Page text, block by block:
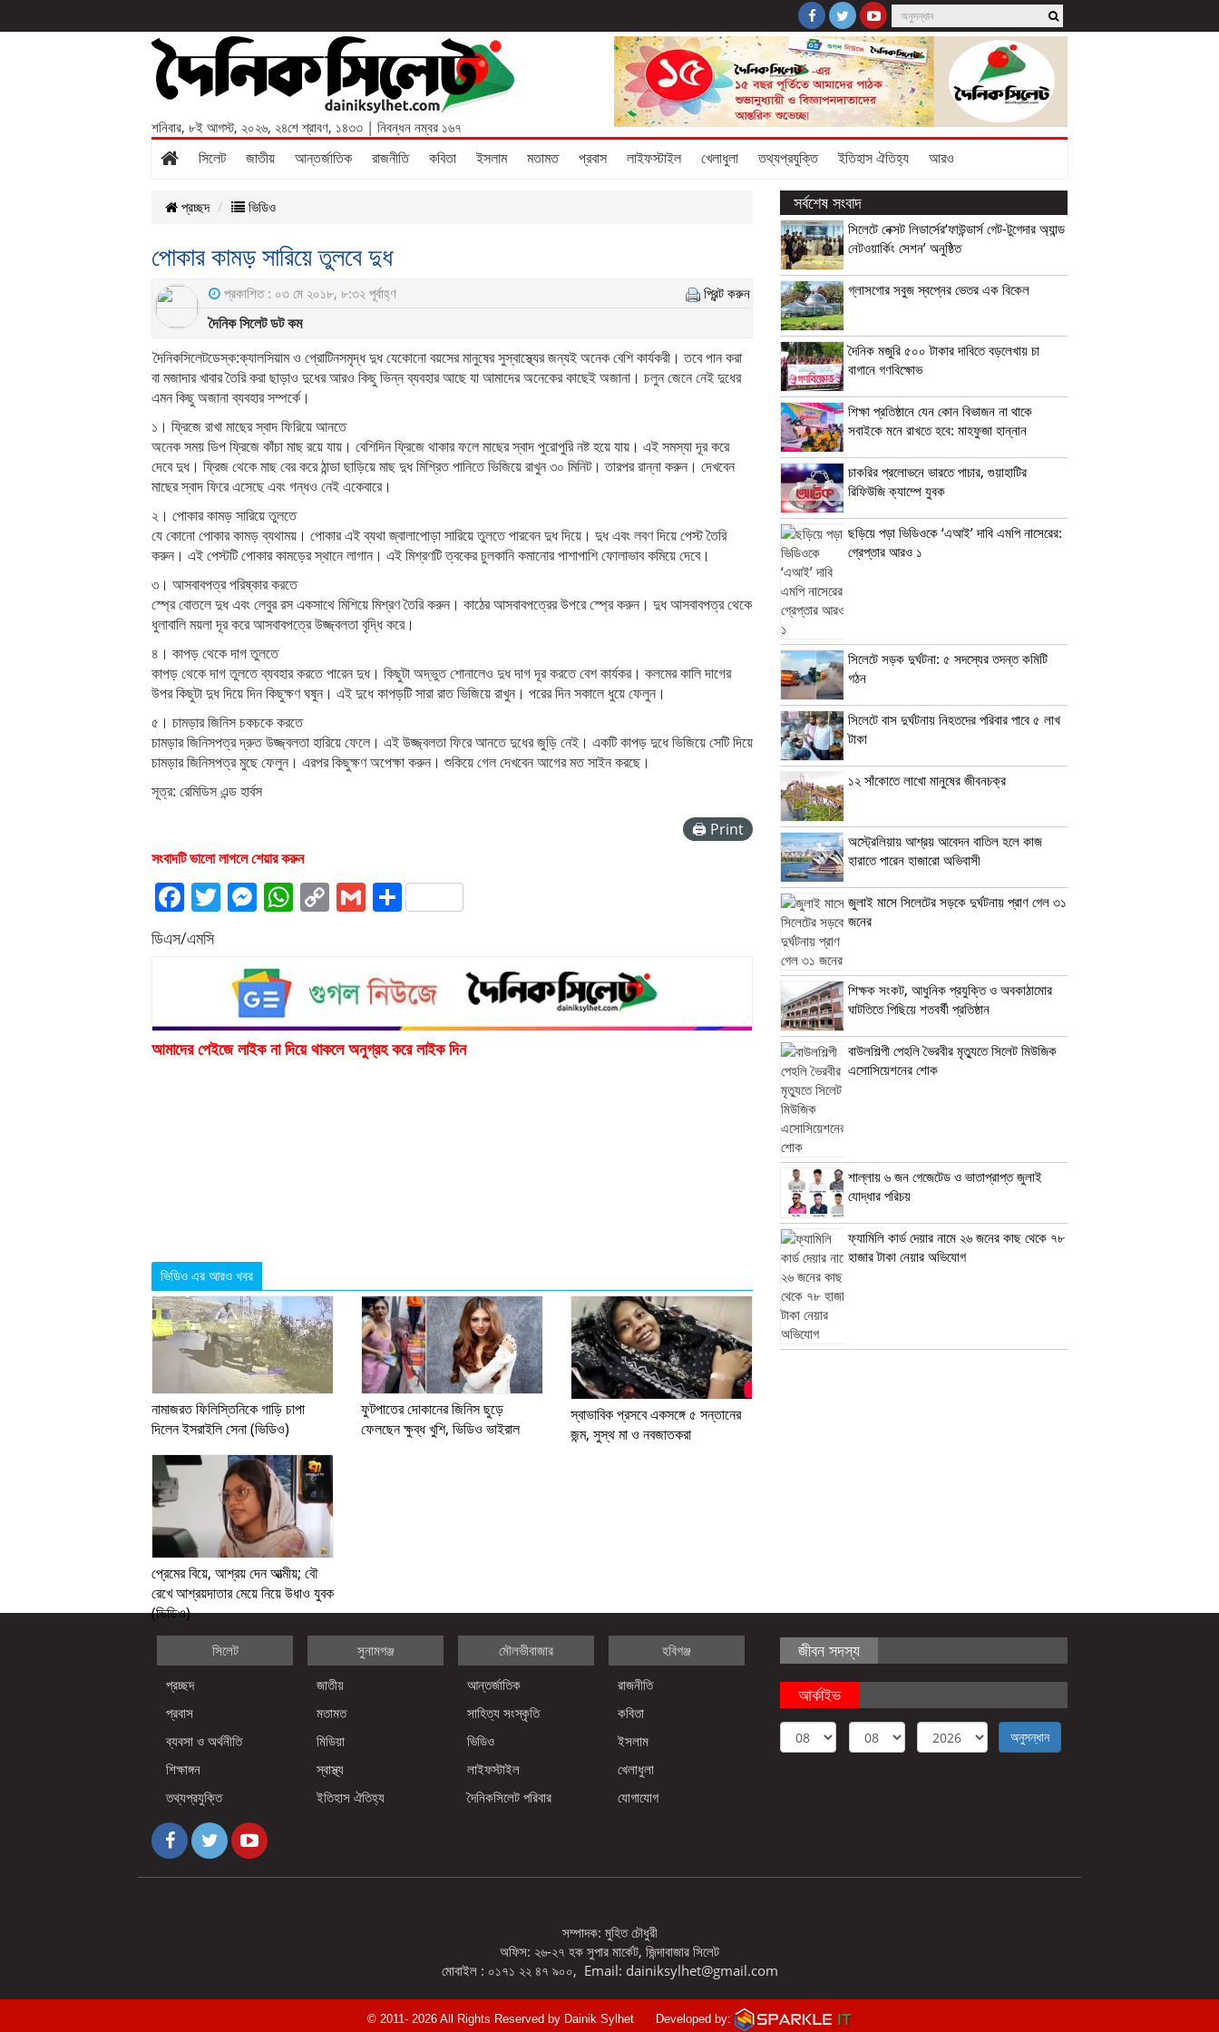
শনিবার, ৮ই আগস্ট, ২০২৬, ২৪শে শ্রাবণ, ১৪৩৩ | নিবন্ধন নম্বর ১৬৭
সিলেট জাতীয় আন্তর্জাতিক রাজনীতি কবিতা ইসলাম মতামত প্রবাস লাইফস্টাইল খেলাধুলা তথ্যপ্রযুক্তি ইতিহাস ঐতিহ্য আরও
প্রচ্ছদ ভিডিও
পোকার কামড় সারিয়ে তুলবে দুধ
প্রকাশিত : ০৩ মে ২০১৮, ৮:৩২ পূর্বাহ্ণ প্রিন্ট করুন
দৈনিক সিলেট ডট কম
দৈনিকসিলেটডেস্ক:ক্যালসিয়াম ও প্রোটিনসমৃদ্ধ দুধ যেকোনো বয়সের মানুষের সুস্বাস্থ্যের জন্যই অনেক বেশি কার্যকরী। তবে পান করা
বা মজাদার খাবার তৈরি করা ছাড়াও দুধের আরও কিছু ভিন্ন ব্যবহার আছে যা আমাদের অনেকের কাছেই অজানা। চলুন জেনে নেই দুধের
এমন কিছু অজানা ব্যবহার সম্পর্কে।
১। ফ্রিজে রাখা মাছের স্বাদ ফিরিয়ে আনতে
অনেক সময় ডিপ ফ্রিজে কাঁচা মাছ রয়ে যায়। বেশিদিন ফ্রিজে থাকার ফলে মাছের স্বাদ পুরোপুরি নষ্ট হয়ে যায়। এই সমস্যা দূর করে
দেবে দুধ। ফ্রিজ থেকে মাছ বের করে ঠান্ডা ছাড়িয়ে মাছ দুধ মিশ্রিত পানিতে ভিজিয়ে রাখুন ৩০ মিনিট। তারপর রান্না করুন। দেখবেন
মাছের স্বাদ ফিরে এসেছে এবং গন্ধও নেই একেবারে।
২। পোকার কামড় সারিয়ে তুলতে
যে কোনো পোকার কামড় ব্যথাময়। পোকার এই ব্যথা জ্বালাপোড়া সারিয়ে তুলতে পারবেন দুধ দিয়ে। দুধ এবং লবণ দিয়ে পেস্ট তৈরি
করুন। এই পেস্টটি পোকার কামড়ের স্থানে লাগান। এই মিশ্রণটি ত্বকের চুলকানি কমানোর পাশাপাশি ফোলাভাব কমিয়ে দেবে।
৩। আসবাবপত্র পরিষ্কার করতে
স্প্রে বোতলে দুধ এবং লেবুর রস একসাথে মিশিয়ে মিশ্রণ তৈরি করুন। কাঠের আসবাবপত্রের উপরে স্প্রে করুন। দুধ আসবাবপত্র থেকে
ধুলাবালি ময়লা দূর করে আসবাবপত্রে উজ্জ্বলতা বৃদ্ধি করে।
৪। কাপড় থেকে দাগ তুলতে
কাপড় থেকে দাগ তুলতে ব্যবহার করতে পারেন দুধ। কিছুটা অদ্ভুত শোনালেও দুধ দাগ দূর করতে বেশ কার্যকর। কলমের কালি দাগের
উপর কিছুটা দুধ দিয়ে দিন কিছুক্ষণ ঘষুন। এই দুধে কাপড়টি সারা রাত ভিজিয়ে রাখুন। পরের দিন সকালে ধুয়ে ফেলুন।
৫। চামড়ার জিনিস চকচকে করতে
চামড়ার জিনিসপত্র দ্রুত উজ্জ্বলতা হারিয়ে ফেলে। এই উজ্জ্বলতা ফিরে আনতে দুধের জুড়ি নেই। একটি কাপড় দুধে ভিজিয়ে সেটি দিয়ে
চামড়ার জিনিসপত্র মুছে ফেলুন। এরপর কিছুক্ষণ অপেক্ষা করুন। শুকিয়ে গেল দেখবেন আগের মত সাইন করছে।
সূত্র: রেমিডিস এন্ড হার্বস
🖨 Print
সংবাদটি ভালো লাগলে শেয়ার করুন
Facebook
Twitter
Messenger
WhatsApp
CopyGmail
Share
ডিএস/এমসি
আমাদের পেইজে লাইক না দিয়ে থাকলে অনুগ্রহ করে লাইক দিন
ভিডিও এর আরও খবর
নামাজরত ফিলিস্তিনিকে গাড়ি চাপা
দিলেন ইসরাইলি সেনা (ভিডিও)
ফুটপাতের দোকানের জিনিস ছুড়ে
ফেলছেন ক্ষুব্ধ খুশি, ভিডিও ভাইরাল
স্বাভাবিক প্রসবে একসঙ্গে ৫ সন্তানের
জন্ম, সুস্থ মা ও নবজাতকরা
প্রেমের বিয়ে, আশ্রয় দেন আত্মীয়; বৌ
রেখে আশ্রয়দাতার মেয়ে নিয়ে উধাও যুবক
(ভিডিও)
সর্বশেষ সংবাদ
সিলেটে নেক্সট লিডার্সের‘ফাউন্ডার্স গেট-টুগেদার অ্যান্ড
নেটওয়ার্কিং সেশন’ অনুষ্ঠিত
গ্লাসগোর সবুজ স্বপ্নের ভেতর এক বিকেল
দৈনিক মজুরি ৫০০ টাকার দাবিতে বড়লেখায় চা
বাগানে গণবিক্ষোভ
শিক্ষা প্রতিষ্ঠানে যেন কোন বিভাজন না থাকে
সবাইকে মনে রাখতে হবে: মাহফুজা হান্নান
চাকরির প্রলোভনে ভারতে পাচার, গুয়াহাটির
রিফিউজি ক্যাম্পে যুবক
ছড়িয়ে পড়া ভিডিওকে ‘এআই’ দাবি এমপি নাসেরের:
গ্রেপ্তার আরও ১
সিলেটে সড়ক দুর্ঘটনা: ৫ সদস্যের তদন্ত কমিটি
গঠন
সিলেটে বাস দুর্ঘটনায় নিহতদের পরিবার পাবে ৫ লাখ
টাকা
১২ সাঁকোতে লাখো মানুষের জীবনচক্র
অস্ট্রেলিয়ায় আশ্রয় আবেদন বাতিল হলে কাজ
হারাতে পারেন হাজারো অভিবাসী
জুলাই মাসে সিলেটের সড়কে দুর্ঘটনায় প্রাণ গেল ৩১
জনের
শিক্ষক সংকট, আধুনিক প্রযুক্তি ও অবকাঠামোর
ঘাটতিতে পিছিয়ে শতবর্ষী প্রতিষ্ঠান
বাউলশিল্পী পেহলি ভৈরবীর মৃত্যুতে সিলেট মিউজিক
এসোসিয়েশনের শোক
শাল্লায় ৬ জন গেজেটেড ও ভাতাপ্রাপ্ত জুলাই
যোদ্ধার পরিচয়
ফ্যামিলি কার্ড দেয়ার নামে ২৬ জনের কাছ থেকে ৭৮
হাজার টাকা নেয়ার অভিযোগ
সিলেট সুনামগঞ্জ মৌলভীবাজার
হবিগঞ্জ
প্রচ্ছদ
জাতীয় আন্তর্জাতিক
রাজনীতি
প্রবাস
মতামত সাহিত্য সংস্কৃতি
কবিতা
ব্যবসা ও অর্থনীতি
মিডিয়া ভিডিও
ইসলাম
শিক্ষাঙ্গন
স্বাস্থ্য লাইফস্টাইল
খেলাধুলা
তথ্যপ্রযুক্তি
ইতিহাস ঐতিহ্য দৈনিকসিলেট পরিবার যোগাযোগ
জীবন সদস্য
আর্কাইভ
সম্পাদক: মুহিত চৌধুরী
অফিস: ২৬-২৭ হক সুপার মার্কেট, জিন্দাবাজার সিলেট
মোবাইল : ০১৭১ ২২ ৪৭ ৯০০, Email: dainiksylhet@gmail.com
© 2011- 2026 All Rights Reserved by Dainik Sylhet Developed by: